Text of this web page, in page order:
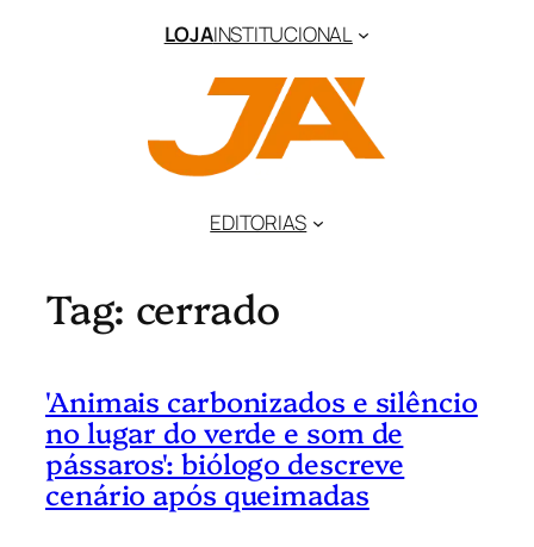
LOJAINSTITUCIONAL
EDITORIAS
Tag: cerrado
'Animais carbonizados e silêncio
no lugar do verde e som de
pássaros': biólogo descreve
cenário após queimadas